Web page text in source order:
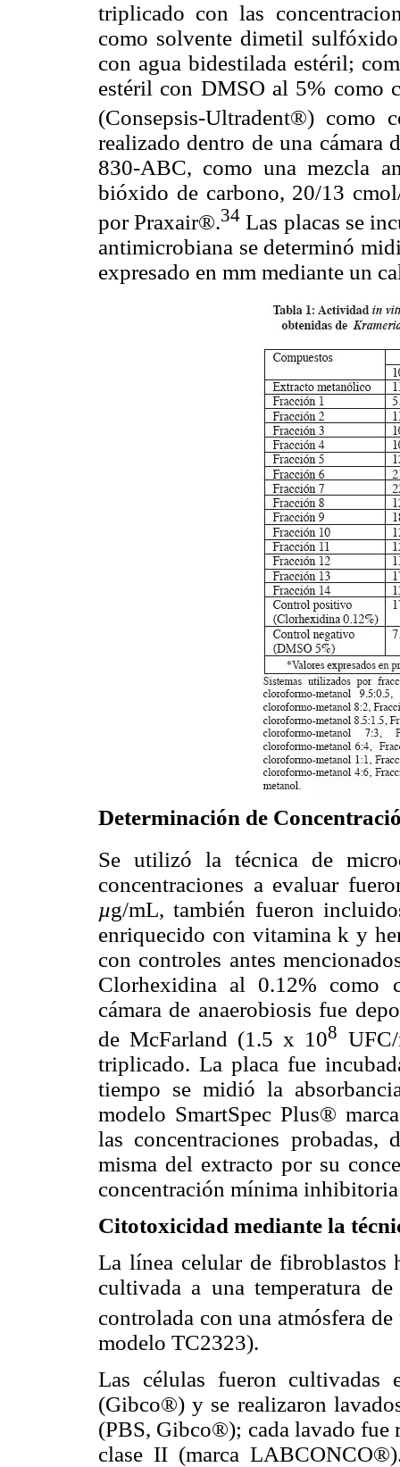
triplicado con las
como solvente dimetil
con agua bidestilada estéril;
estéril con DMSO al 5% como
(Consepsis-Ultradent®) como
realizado dentro de una cámara
830-ABC, como una mezcla
bióxido de carbono, 20/13
por Praxair®.34 Las placas se
antimicrobiana se determinó
expresado en mm mediante un
Determinación de
Se utilizó la técnica de
concentraciones a evaluar
µg/mL, también fueron
enriquecido con vitamina k y
con controles antes
Clorhexidina al 0.12% como
cámara de anaerobiosis fue
de McFarland (1.5 x 108
triplicado. La placa fue
tiempo se midió la
modelo SmartSpec Plus®
las concentraciones probadas,
misma del extracto por su
concentración mínima
Citotoxicidad mediante la
La línea celular de fibroblastos
cultivada a una temperatura
controlada con una atmósfera
modelo TC2323).
Las células fueron
(Gibco®) y se realizaron
(PBS, Gibco®); cada lavado fue
clase II (marca